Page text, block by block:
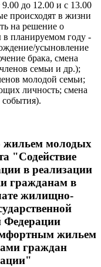
до 12.00 и с 13.00
происходят в жизни
на решение о
в планируемом году -
усыновление
брака, смена
семьи и др.);
молодой семьи;
личность; смена
жильем молодых
"Содействие
в реализации
гражданам в
жилищно-
Федерации
жильем
граждан